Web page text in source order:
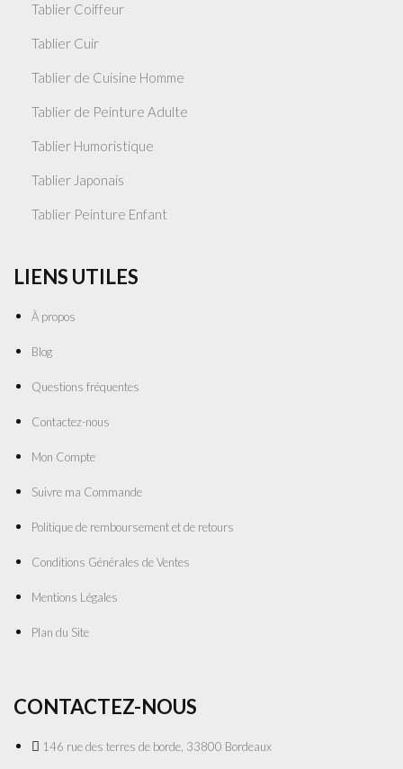
Tablier Coiffeur
Tablier Cuir
Tablier de Cuisine Homme
Tablier de Peinture Adulte
Tablier Humoristique
Tablier Japonais
Tablier Peinture Enfant
LIENS UTILES
À propos
Blog
Questions fréquentes
Contactez-nous
Mon Compte
Suivre ma Commande
Politique de remboursement et de retours
Conditions Générales de Ventes
Mentions Légales
Plan du Site
CONTACTEZ-NOUS
146 rue des terres de borde, 33800 Bordeaux